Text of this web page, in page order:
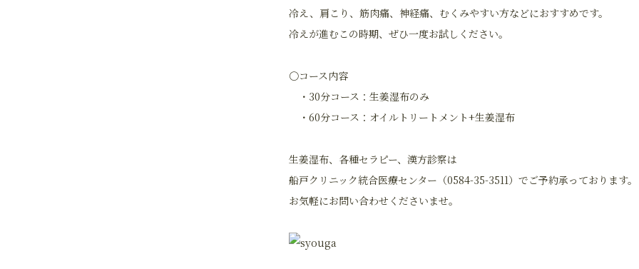
冷え、肩こり、筋肉痛、神経痛、むくみやすい方などにおすすめです。
冷えが進むこの時期、ぜひ一度お試しください。
〇コース内容
・30分コース：生姜湿布のみ
・60分コース：オイルトリートメント+生姜湿布
生姜湿布、各種セラピー、漢方診察は
船戸クリニック統合医療センター（0584-35-3511）でご予約承っております。
お気軽にお問い合わせくださいませ。